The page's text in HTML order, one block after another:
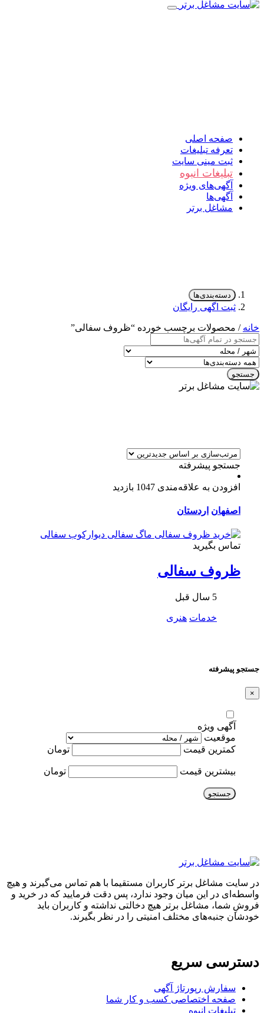
صفحه اصلی
تعرفه تبلیغات
ثبت مینی سایت
تبلیغات انبوه
آگهی‌های ویژه
آگهی‌ها
مشاغل برتر
دسته‌بندی‌ها
ثبت اگهی رایگان
خانه / محصولات برچسب خورده “ظروف سفالی”
جستجو
جستجو پیشرفته
افزودن به علاقه‌مندی 1047 بازدید
اصفهان اردستان
تماس بگیرید
ظروف سفالی
5 سال قبل
خدمات هنری
جستجو پیشرفته
×
آگهی ویژه
موقعیت
کمترین قیمت
تومان
بیشترین قیمت تومان
جستجو
در سایت مشاغل برتر کاربران مستقیما با هم تماس می‌گیرند و هیچ
واسطه‌ای در این میان وجود ندارد، پس دقت فرمایید که در خرید و
فروشِ شما، مشاغل برتر هیچ دخالتی نداشته و کاربران باید
خودشان جنبه‌های مختلف امنیتی را در نظر بگیرند.
دسترسی سریع
سفارش رپورتاژ آگهی
صفحه اختصاصی کسب و کار شما
تبلیغات انبوه